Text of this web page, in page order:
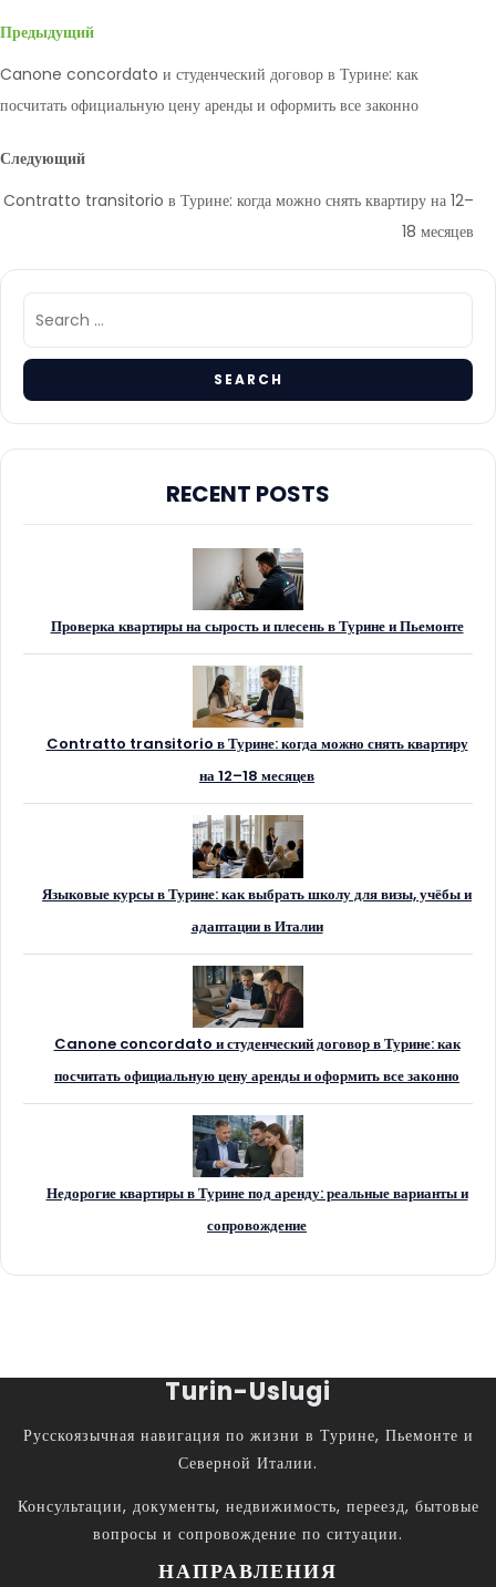
Предыдущий
Canone concordato и студенческий договор в Турине: как
посчитать официальную цену аренды и оформить все законно
Следующий
Contratto transitorio в Турине: когда можно снять квартиру на 12–
18 месяцев
RECENT POSTS
Проверка квартиры на сырость и плесень в Турине и Пьемонте
Contratto transitorio в Турине: когда можно снять квартиру
на 12–18 месяцев
Языковые курсы в Турине: как выбрать школу для визы, учёбы и
адаптации в Италии
Canone concordato и студенческий договор в Турине: как
посчитать официальную цену аренды и оформить все законно
Недорогие квартиры в Турине под аренду: реальные варианты и
сопровождение
Turin-Uslugi
Русскоязычная навигация по жизни в Турине, Пьемонте и
Северной Италии.
Консультации, документы, недвижимость, переезд, бытовые
вопросы и сопровождение по ситуации.
НАПРАВЛЕНИЯ